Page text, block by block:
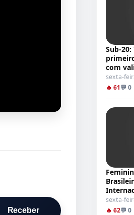
Receber
Sub-20:
com
sexta-
🔥 61💬 0
sexta-
🔥 62💬 0